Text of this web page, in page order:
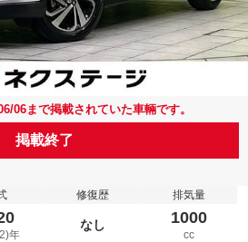
06まで掲載されていた車輛です。
掲載終了
年
修復歴
なし
排気量
1000
cc